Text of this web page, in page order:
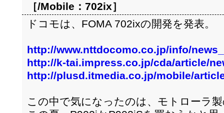
［/Mobile： 702ix］
ドコモは、FOMA 702ixの開発を発表。
http://www.nttdocomo.co.jp/info/
http://k-tai.impress.co.jp/cda/article/
http://plusd.itmedia.co.jp/mobile/
この中で気になったのは、モトローラ